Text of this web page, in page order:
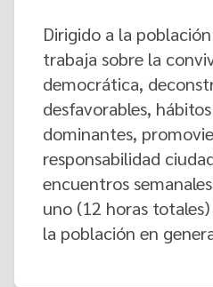
Dirigido a la
trabaja sobre la
democrática,
desfavorables,
dominantes,
responsabilidad
encuentros
uno (12 horas
la población en